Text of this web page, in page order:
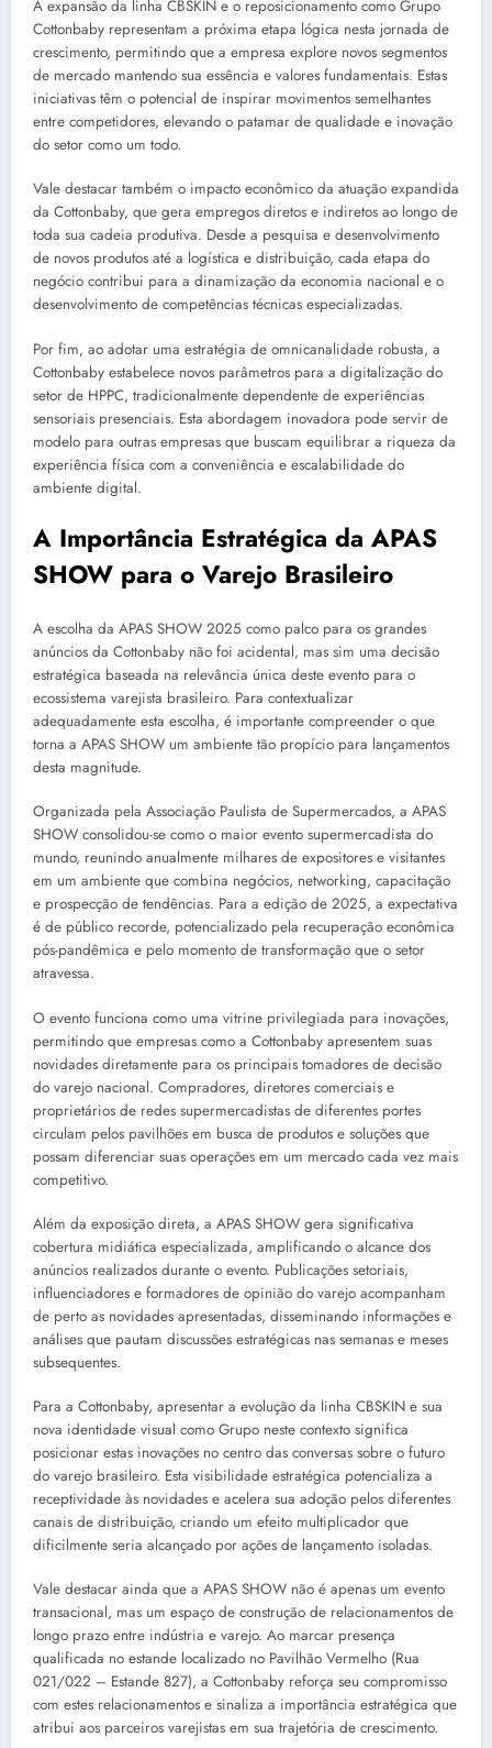
A expansão da linha CBSKIN e o reposicionamento como Grupo
Cottonbaby representam a próxima etapa lógica nesta jornada de
crescimento, permitindo que a empresa explore novos segmentos
de mercado mantendo sua essência e valores fundamentais. Estas
iniciativas têm o potencial de inspirar movimentos semelhantes
entre competidores, elevando o patamar de qualidade e inovação
do setor como um todo.
Vale destacar também o impacto econômico da atuação expandida
da Cottonbaby, que gera empregos diretos e indiretos ao longo de
toda sua cadeia produtiva. Desde a pesquisa e desenvolvimento
de novos produtos até a logística e distribuição, cada etapa do
negócio contribui para a dinamização da economia nacional e o
desenvolvimento de competências técnicas especializadas.
Por fim, ao adotar uma estratégia de omnicanalidade robusta, a
Cottonbaby estabelece novos parâmetros para a digitalização do
setor de HPPC, tradicionalmente dependente de experiências
sensoriais presenciais. Esta abordagem inovadora pode servir de
modelo para outras empresas que buscam equilibrar a riqueza da
experiência física com a conveniência e escalabilidade do
ambiente digital.
A Importância Estratégica da APAS
SHOW para o Varejo Brasileiro
A escolha da APAS SHOW 2025 como palco para os grandes
anúncios da Cottonbaby não foi acidental, mas sim uma decisão
estratégica baseada na relevância única deste evento para o
ecossistema varejista brasileiro. Para contextualizar
adequadamente esta escolha, é importante compreender o que
torna a APAS SHOW um ambiente tão propício para lançamentos
desta magnitude.
Organizada pela Associação Paulista de Supermercados, a APAS
SHOW consolidou-se como o maior evento supermercadista do
mundo, reunindo anualmente milhares de expositores e visitantes
em um ambiente que combina negócios, networking, capacitação
e prospecção de tendências. Para a edição de 2025, a expectativa
é de público recorde, potencializado pela recuperação econômica
pós-pandêmica e pelo momento de transformação que o setor
atravessa.
O evento funciona como uma vitrine privilegiada para inovações,
permitindo que empresas como a Cottonbaby apresentem suas
novidades diretamente para os principais tomadores de decisão
do varejo nacional. Compradores, diretores comerciais e
proprietários de redes supermercadistas de diferentes portes
circulam pelos pavilhões em busca de produtos e soluções que
possam diferenciar suas operações em um mercado cada vez mais
competitivo.
Além da exposição direta, a APAS SHOW gera significativa
cobertura midiática especializada, amplificando o alcance dos
anúncios realizados durante o evento. Publicações setoriais,
influenciadores e formadores de opinião do varejo acompanham
de perto as novidades apresentadas, disseminando informações e
análises que pautam discussões estratégicas nas semanas e meses
subsequentes.
Para a Cottonbaby, apresentar a evolução da linha CBSKIN e sua
nova identidade visual como Grupo neste contexto significa
posicionar estas inovações no centro das conversas sobre o futuro
do varejo brasileiro. Esta visibilidade estratégica potencializa a
receptividade às novidades e acelera sua adoção pelos diferentes
canais de distribuição, criando um efeito multiplicador que
dificilmente seria alcançado por ações de lançamento isoladas.
Vale destacar ainda que a APAS SHOW não é apenas um evento
transacional, mas um espaço de construção de relacionamentos de
longo prazo entre indústria e varejo. Ao marcar presença
qualificada no estande localizado no Pavilhão Vermelho (Rua
021/022 – Estande 827), a Cottonbaby reforça seu compromisso
com estes relacionamentos e sinaliza a importância estratégica que
atribui aos parceiros varejistas em sua trajetória de crescimento.